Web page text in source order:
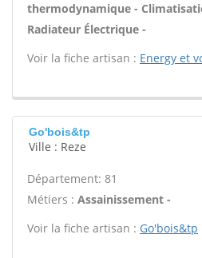
thermodynamique -
Radiateur Électrique -
Voir la fiche artisan : Energy et
Go'bois&tp
Ville : Reze
Département: 81
Métiers : Assainissement -
Voir la fiche artisan : Go'bois&tp